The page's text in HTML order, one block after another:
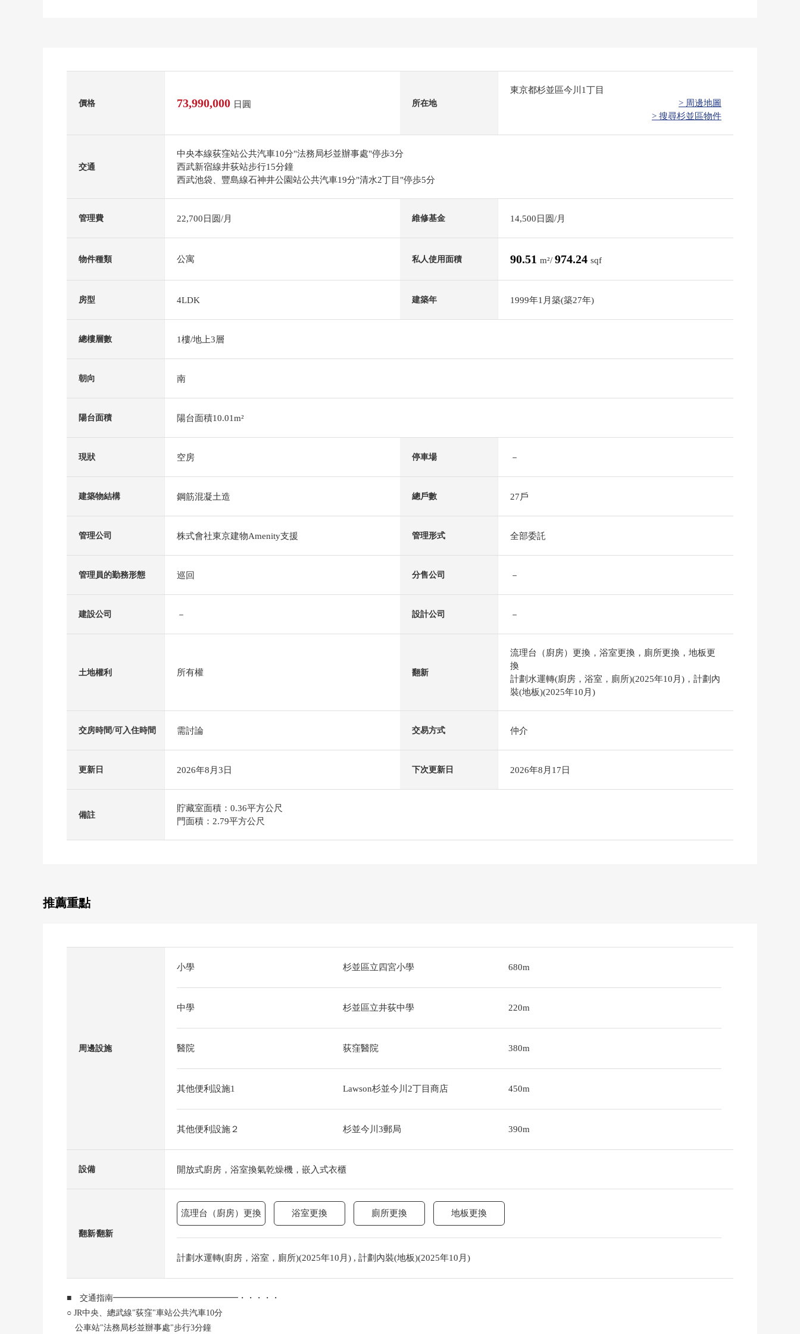
價格 73,990,000 日圓 所在地
東京都杉並區今川1丁目
> 周邊地圖
> 搜尋杉並區物件
交通
中央本線荻窪站公共汽車10分"法務局杉並辦事處"停歩3分
西武新宿線井荻站步行15分鐘
西武池袋、豐島線石神井公園站公共汽車19分"清水2丁目"停歩5分
管理費 22,700日圆/月 維修基金 14,500日圆/月
物件種類 公寓 私人使用面積 90.51 m²/ 974.24 sqf
房型 4LDK 建築年 1999年1月築(築27年)
總樓層數 1樓/地上3層
朝向 南
陽台面積 陽台面積10.01m²
現狀 空房 停車場 －
建築物結構 鋼筋混凝土造 總戶數 27戶
管理公司 株式會社東京建物Amenity支援 管理形式 全部委託
管理員的勤務形態 巡回 分售公司 －
建設公司 － 設計公司 －
土地權利 所有權 翻新
流理台（廚房）更換，浴室更換，廁所更換，地板更
換
計劃水運轉(廚房，浴室，廁所)(2025年10月)，計劃內
裝(地板)(2025年10月)
交房時間/可入住時間 需討論 交易方式 仲介
更新日 2026年8月3日 下次更新日 2026年8月17日
備註
貯藏室面積：0.36平方公尺
門面積：2.79平方公尺
推薦重點
周邊設施
小學 杉並區立四宮小學 680m
中學 杉並區立井荻中學 220m
醫院 荻窪醫院 380m
其他便利設施1 Lawson杉並今川2丁目商店 450m
其他便利設施２ 杉並今川3郵局 390m
設備 開放式廚房，浴室換氣乾燥機，嵌入式衣櫃
翻新⁄翻新
流理台（廚房）更換 浴室更換 廁所更換 地板更換
計劃水運轉(廚房，浴室，廁所)(2025年10月) , 計劃內裝(地板)(2025年10月)
■ 交通指南━━━━━━━━━━━━━━━・・・・・
○ JR中央、總武線"荻窪"車站公共汽車10分
公車站"法務局杉並辦事處"步行3分鐘